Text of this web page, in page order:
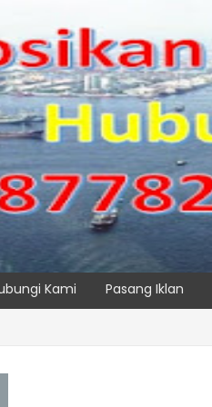
Kami Pasang Iklan